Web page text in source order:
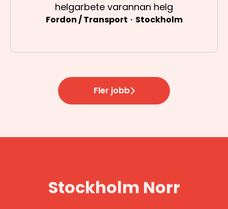
helgarbete varannan helg
Fordon / Transport · Stockholm
Fler jobb
Stockholm Norr